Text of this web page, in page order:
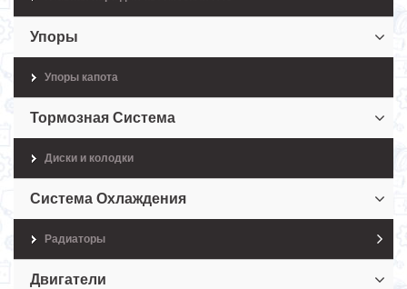
Упоры
Упоры капота
Тормозная Система
Диски и колодки
Система Охлаждения
Радиаторы
Двигатели